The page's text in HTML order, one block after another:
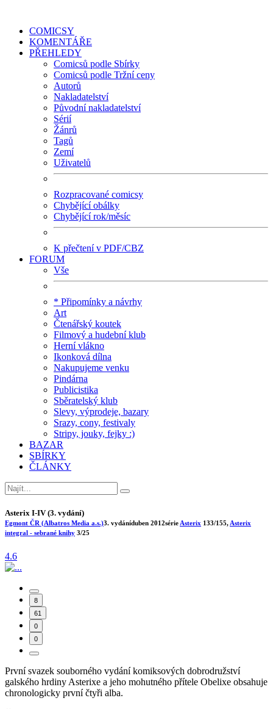
COMICSY
KOMENTÁŘE
PŘEHLEDY
Comicsů podle Sbírky
Comicsů podle Tržní ceny
Autorů
Nakladatelství
Původní nakladatelství
Sérií
Žánrů
Tagů
Zemí
Uživatelů
Rozpracované comicsy
Chybějící obálky
Chybějící rok/měsíc
K přečtení v PDF/CBZ
FORUM
Vše
* Připomínky a návrhy
Art
Čtenářský koutek
Filmový a hudební klub
Herní vlákno
Ikonková dílna
Nakupujeme venku
Pindárna
Publicistika
Sběratelský klub
Slevy, výprodeje, bazary
Srazy, cony, festivaly
Stripy, jouky, fejky :)
BAZAR
SBÍRKY
ČLÁNKY
Asterix I-IV (3. vydání)
Egmont ČR (Albatros Media a.s.)3. vydáníduben 2012série Asterix 133/155, Asterix
integral - sebrané knihy 3/25
4.6
8
61
0
0
První svazek souborného vydání komiksových dobrodružství
galského hrdiny Asterixe a jeho mohutného přítele Obelixe obsahuje
chronologicky první čtyři alba.